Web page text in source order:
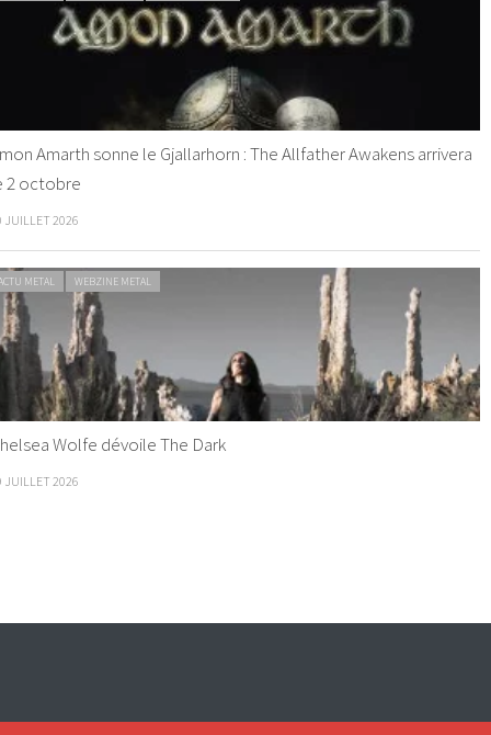
Amarth sonne le Gjallarhorn : The Allfather Awakens arrivera
2 octobre
JUILLET 2026
METAL WEBZINE METAL
Wolfe dévoile The Dark
JUILLET 2026